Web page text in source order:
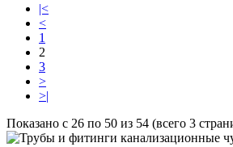
|<
<
1
2
3
>
>|
Показано с 26 по 50 из 54 (всего 3